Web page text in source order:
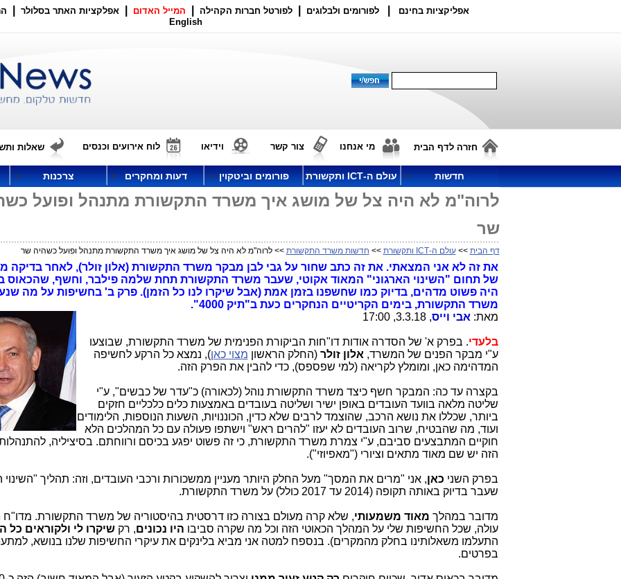
אפליקציות בחינם לפורומים ולבלוגים לפורטל חברות הקהילה המייל האדום אפלקציות האתר בסלולר
English
חזרה לדף הבית מי אנחנו צור קשר וידיאו לוח אירועים וכנסים שאלות
חדשות עולם ה-ICT ותקשורת פורומים וביטקוין דעות ומחקרים צרכנות
לרוה"מ לא היה צל של מושג איך משרד התקשורת מתנהל ופועל
שר
דף הבית >>עולם ה-ICT ותקשורת >> חדשות משרד התקשורת >> לרוה"מ לא היה צל של מושג איך משרד התקשורת מתנהל ופועל כשהיה שר
את זה לא אני המצאתי. את זה כתב שחור על גבי לבן מבקר משרד התקשורת (אלון זולר), לאחר בדיקה
של תחום "השינוי הארגוני" המאוד אקוטי, שעבר משרד התקשורת תחת שלמה פילבר, וחשף, שהכאוס
היה פשוט מדהים, בדיוק כמו שחשפנו בזמן אמת (אבל שיקרו לנו כל הזמן). פרק ב' בחשיפות על מה
משרד התקשורת, בימים הקריטיים הנחקרים כעת ב"תיק 4000".
מאת: אבי וייס, 3.3.18, 17:00
בלעדי. בפרק א' של הסדרה אודות דו"חות הביקורת הפנימית של משרד התקשורת, שבוצעו
ע"י מבקר הפנים של המשרד, אלון זולר(החלק הראשון מצוי כאן), נמצא כל הרקע לחשיפה
המדהימה כאן, ומומלץ לקריאה (למי שפספס), כדי להבין את הפרק הזה.
בקצרה עד כה: המבקר חשף כיצד משרד התקשורת נוהל (לכאורה) כ"עדר של כבשים", ע"י
שליטה מלאה בוועד העובדים באופן ישיר ושליטה בעובדים באמצעות כלים כלכליים חזקים
ביותר, שכללו את נושא הרכב, שהוצמד לרבים שלא כדין, הכוננויות, השעות הנוספות, הלימודים
ועוד, מה שהבטיח, שרוב העובדים לא יעזו "להרים ראש" וישתפו פעולה עם כל המהלכים הלא
חוקיים המתבצעים סביבם, ע"י צמרת משרד התקשורת, כי זה פשוט יפגע בכיסם ורווחתם. בסיציליה,
הזה יש שם מאוד מתאים וציורי ("מאפיוזי").
בפרק השני כאן, אני "מרים את המסך" מעל החלק היותר מעניין ממשכורות ורכבי העובדים, וזה: תהליך "השינוי
שעבר בדיוק באותה תקופה (2014 עד 2017 כולל) על משרד התקשורת.
מדובר במהלך מאוד משמעותי, שלא קרה מעולם בצורה כזו דרסטית בהיסטוריה של משרד התקשורת.
עולה, שכל החשיפות שלי על המהלך הכאוטי הזה וכל מה שקרה סביבו היו נכונים, רקשיקרו לי ולקוראים כל
התעלמו משאלותינו בחלק מהמקרים). בנספח למטה אני מביא בלינקים את עיקרי החשיפות שלנו בנושא,
בפרטים.